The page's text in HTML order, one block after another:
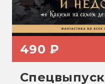
490 ₽
Спецвыпуск